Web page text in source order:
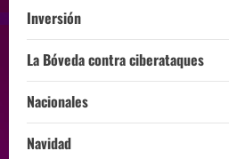
Inversión
La Bóveda contra ciberataques
Nacionales
Navidad